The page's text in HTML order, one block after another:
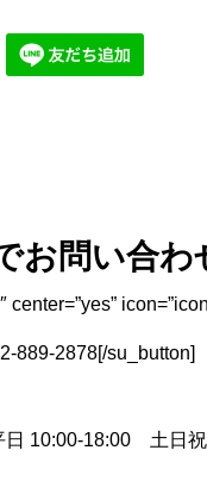
お問い合わ
center=”yes”
889-2878[/su_button]
日 10:00-18:00 土日祝